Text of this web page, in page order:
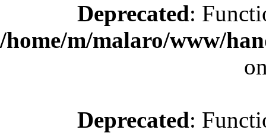
Deprecated:
/home/m/malaro/www/
Deprecated: